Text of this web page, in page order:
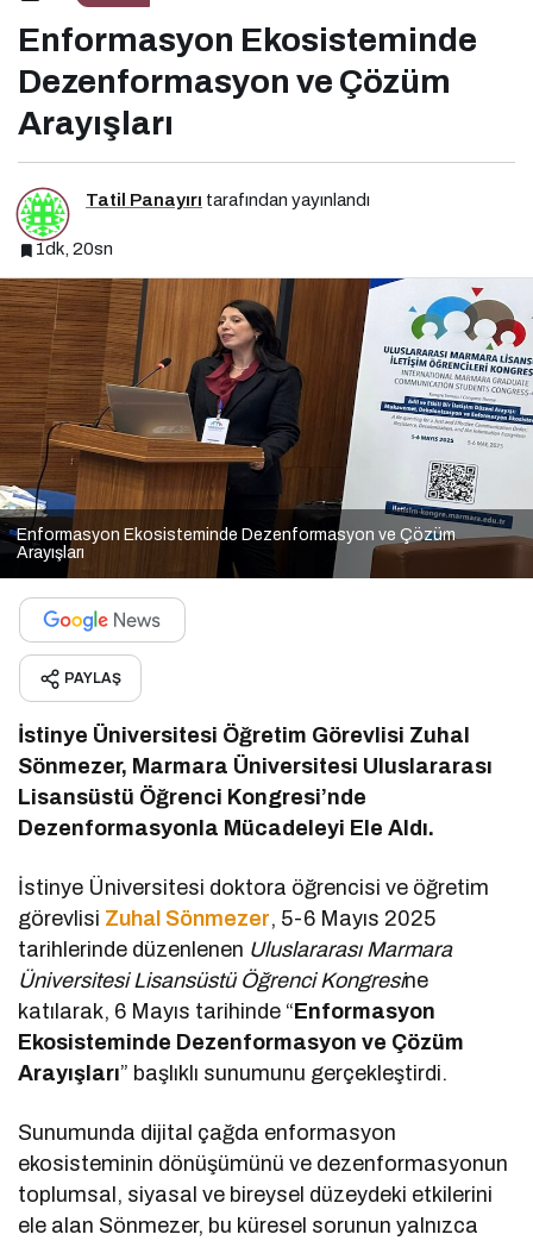
Enformasyon Ekosisteminde
Dezenformasyon ve Çözüm
Arayışları
Tatil Panayırı tarafından yayınlandı
1dk, 20sn
Enformasyon Ekosisteminde Dezenformasyon ve Çözüm
Arayışları
PAYLAŞ
İstinye Üniversitesi Öğretim Görevlisi Zuhal
Sönmezer, Marmara Üniversitesi Uluslararası
Lisansüstü Öğrenci Kongresi’nde
Dezenformasyonla Mücadeleyi Ele Aldı.
İstinye Üniversitesi doktora öğrencisi ve öğretim
görevlisi Zuhal Sönmezer, 5-6 Mayıs 2025
tarihlerinde düzenlenen Uluslararası Marmara
Üniversitesi Lisansüstü Öğrenci Kongresine
katılarak, 6 Mayıs tarihinde “Enformasyon
Ekosisteminde Dezenformasyon ve Çözüm
Arayışları” başlıklı sunumunu gerçekleştirdi.
Sunumunda dijital çağda enformasyon
ekosisteminin dönüşümünü ve dezenformasyonun
toplumsal, siyasal ve bireysel düzeydeki etkilerini
ele alan Sönmezer, bu küresel sorunun yalnızca